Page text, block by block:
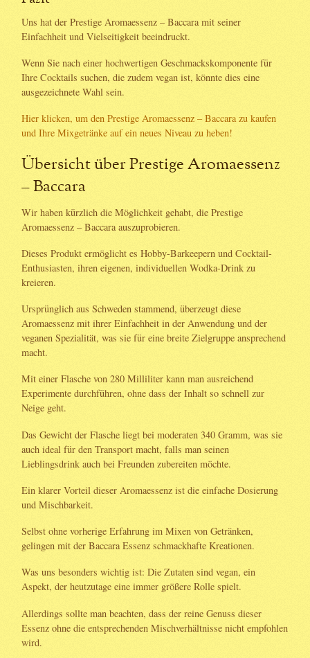
Uns hat der Prestige Aromaessenz – Baccara mit seiner
Einfachheit und Vielseitigkeit beeindruckt.
Wenn Sie nach einer hochwertigen Geschmackskomponente für
Ihre Cocktails suchen, die zudem vegan ist, könnte dies eine
ausgezeichnete Wahl sein.
Hier klicken, um den Prestige Aromaessenz – Baccara zu kaufen
und Ihre Mixgetränke auf ein neues Niveau zu heben!
Übersicht über Prestige Aromaessenz
– Baccara
Wir haben kürzlich die Möglichkeit gehabt, die Prestige
Aromaessenz – Baccara auszuprobieren.
Dieses Produkt ermöglicht es Hobby-Barkeepern und Cocktail-
Enthusiasten, ihren eigenen, individuellen Wodka-Drink zu
kreieren.
Ursprünglich aus Schweden stammend, überzeugt diese
Aromaessenz mit ihrer Einfachheit in der Anwendung und der
veganen Spezialität, was sie für eine breite Zielgruppe ansprechend
macht.
Mit einer Flasche von 280 Milliliter kann man ausreichend
Experimente durchführen, ohne dass der Inhalt so schnell zur
Neige geht.
Das Gewicht der Flasche liegt bei moderaten 340 Gramm, was sie
auch ideal für den Transport macht, falls man seinen
Lieblingsdrink auch bei Freunden zubereiten möchte.
Ein klarer Vorteil dieser Aromaessenz ist die einfache Dosierung
und Mischbarkeit.
Selbst ohne vorherige Erfahrung im Mixen von Getränken,
gelingen mit der Baccara Essenz schmackhafte Kreationen.
Was uns besonders wichtig ist: Die Zutaten sind vegan, ein
Aspekt, der heutzutage eine immer größere Rolle spielt.
Allerdings sollte man beachten, dass der reine Genuss dieser
Essenz ohne die entsprechenden Mischverhältnisse nicht empfohlen
wird.